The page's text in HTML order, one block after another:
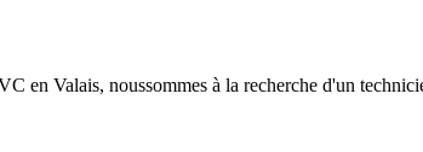
en Valais, noussommes à la recherche d'un